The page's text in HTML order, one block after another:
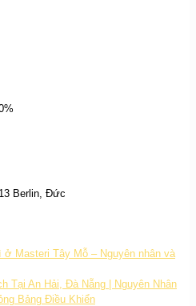
Berlin, Đức
ở Masteri Tây Mỗ – Nguyên nhân và
Tại An Hải, Đà Nẵng | Nguyên Nhân
Bảng Điều Khiển